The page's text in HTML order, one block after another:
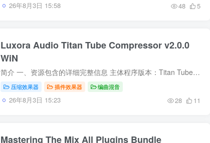
26年8月3日 15:58 48 5
Luxora Audio Titan Tube Compressor v2.0.0
WiN
简介 一、资源包含的详细完整信息 主体程序版本：Titan Tube Compressor v2.0.0，仅 Windows 平台发行包 插件格式完整套件：VST3、AAX，原生 64 位架构，无 32 位程序文件 配套附属内容 原厂...
压缩效果器 插件效果器 编曲混音
26年8月3日 15:23 28 11
Mastering The Mix All Plugins Bundle